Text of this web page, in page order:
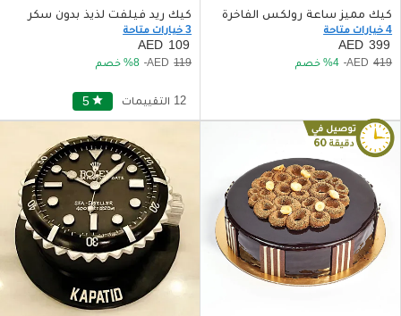
كيك مميز ساعة رولكس الفاخرة
4 خيارات متاحة
399
419
4 خصم
كيك ريد فيلفت لذيذ بدون سكر
3 خيارات متاحة
109
119
8 خصم
5 star 12 التقييمات